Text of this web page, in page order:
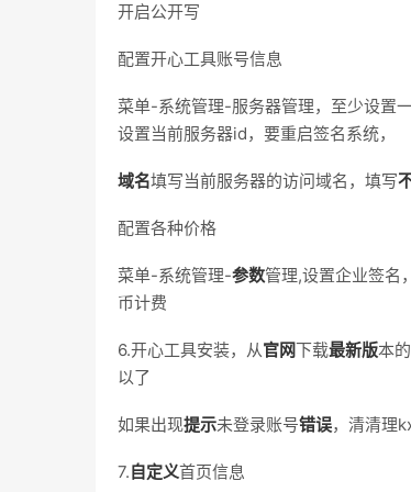
开启公开写
配置开心工具账号信息
菜单-系统管理-服务器管理，至少设置
设置当前服务器id，要重启签名系统，
域名填写当前服务器的访问域名，填写
配置各种价格
菜单-系统管理-参数管理,设置企业签名，
币计费
6.开心工具安装，从官网下载最新版本
以了
如果出现提示未登录账号错误，清清理
7.自定义首页信息